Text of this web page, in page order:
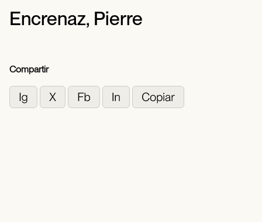
Encrenaz, Pierre
Compartir